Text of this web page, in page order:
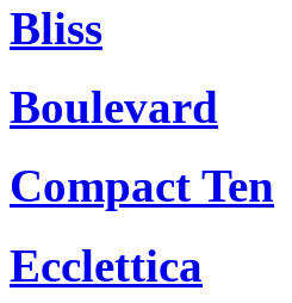
Bliss
Boulevard
Compact Ten
Ecclettica